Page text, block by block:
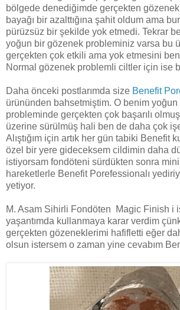
bölgede denediğimde gerçekten
bayağı bir azalttığına şahit oldum ama
pürüzsüz bir şekilde yok etmedi. Tekrar
yoğun bir gözenek probleminiz varsa bu
gerçekten çok etkili ama yok etmesini
Normal gözenek problemli ciltler için ise
Daha önceki postlarımda size Benefit
ürününden bahsetmiştim. O benim
probleminde gerçekten çok başarılı
üzerine sürülmüş hali ben de daha çok işe
Alıştığım için artık her gün tabiki Benefit
özel bir yere gideceksem cildimin daha
istiyorsam fondöteni sürdükten sonra
hareketlerle Benefit Porefessionalı
yetiyor.
M. Asam Sihirli Fondöten Magic Finish i
yaşantımda kullanmaya karar verdim
gerçekten gözeneklerimi hafifletti eğer
olsun istersem o zaman yine cevabım